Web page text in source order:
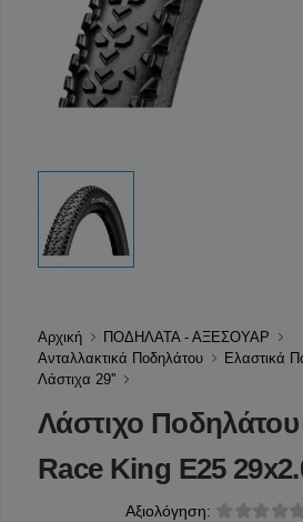
Αρχική
ΠΟΔΗΛΑΤΑ - ΑΞΕΣΟΥΑΡ
Ανταλλακτικά Ποδηλάτου
Ελαστικά
Λάστιχα 29''
Λάστιχο
Race King Ε25
Αξιολόγηση: